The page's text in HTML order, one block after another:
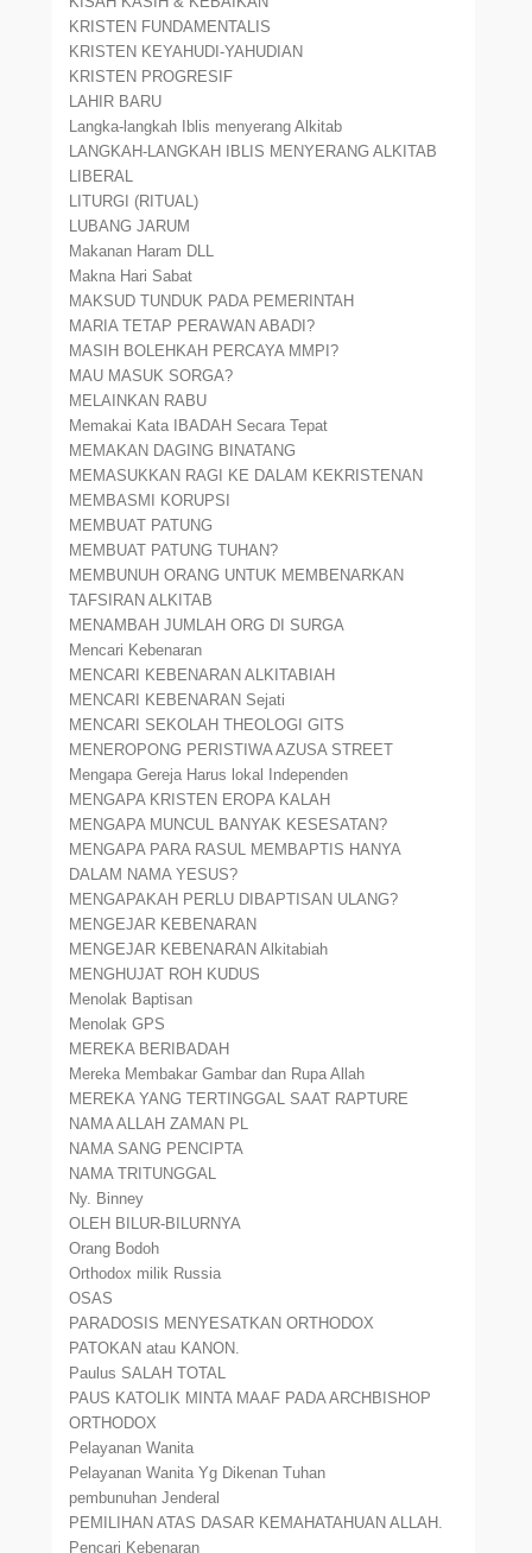
KRISTEN FUNDAMENTALIS
KRISTEN KEYAHUDI-YAHUDIAN
KRISTEN PROGRESIF
LAHIR BARU
Langka-langkah Iblis menyerang Alkitab
LANGKAH-LANGKAH IBLIS MENYERANG ALKITAB
LIBERAL
LITURGI (RITUAL)
LUBANG JARUM
Makanan Haram DLL
Makna Hari Sabat
MAKSUD TUNDUK PADA PEMERINTAH
MARIA TETAP PERAWAN ABADI?
MASIH BOLEHKAH PERCAYA MMPI?
MAU MASUK SORGA?
MELAINKAN RABU
Memakai Kata IBADAH Secara Tepat
MEMAKAN DAGING BINATANG
MEMASUKKAN RAGI KE DALAM KEKRISTENAN
MEMBASMI KORUPSI
MEMBUAT PATUNG
MEMBUAT PATUNG TUHAN?
MEMBUNUH ORANG UNTUK MEMBENARKAN
TAFSIRAN ALKITAB
MENAMBAH JUMLAH ORG DI SURGA
Mencari Kebenaran
MENCARI KEBENARAN ALKITABIAH
MENCARI KEBENARAN Sejati
MENCARI SEKOLAH THEOLOGI GITS
MENEROPONG PERISTIWA AZUSA STREET
Mengapa Gereja Harus lokal Independen
MENGAPA KRISTEN EROPA KALAH
MENGAPA MUNCUL BANYAK KESESATAN?
MENGAPA PARA RASUL MEMBAPTIS HANYA
DALAM NAMA YESUS?
MENGAPAKAH PERLU DIBAPTISAN ULANG?
MENGEJAR KEBENARAN
MENGEJAR KEBENARAN Alkitabiah
MENGHUJAT ROH KUDUS
Menolak Baptisan
Menolak GPS
MEREKA BERIBADAH
Mereka Membakar Gambar dan Rupa Allah
MEREKA YANG TERTINGGAL SAAT RAPTURE
NAMA ALLAH ZAMAN PL
NAMA SANG PENCIPTA
NAMA TRITUNGGAL
Ny. Binney
OLEH BILUR-BILURNYA
Orang Bodoh
Orthodox milik Russia
OSAS
PARADOSIS MENYESATKAN ORTHODOX
PATOKAN atau KANON.
Paulus SALAH TOTAL
PAUS KATOLIK MINTA MAAF PADA ARCHBISHOP
ORTHODOX
Pelayanan Wanita
Pelayanan Wanita Yg Dikenan Tuhan
pembunuhan Jenderal
PEMILIHAN ATAS DASAR KEMAHATAHUAN ALLAH.
Pencari Kebenaran